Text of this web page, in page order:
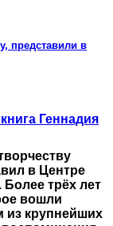
представили в
в Центре
Более трёх лет
вошли
из крупнейших